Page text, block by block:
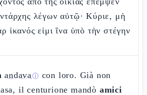
λέγων αὐτῷ· Κύριε, μὴ
ἱκανός εἰμι ἵνα ὑπὸ τὴν στέγην
andavaⓘ con loro. Già non
il centurione mandò amici